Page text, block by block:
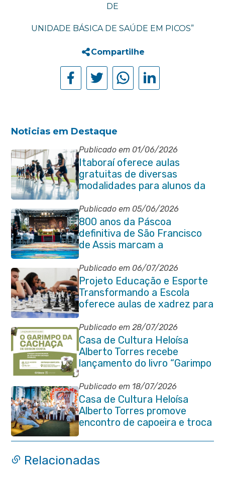
DE
UNIDADE BÁSICA DE SAÚDE EM PICOS”
Compartilhe
Noticias em Destaque
Publicado em 01/06/2026
Itaboraí oferece aulas
gratuitas de diversas
modalidades para alunos da
rede municipal de ensino
Publicado em 05/06/2026
800 anos da Páscoa
definitiva de São Francisco
de Assis marcam a
celebração de Corpus Christi
em Itaboraí
Publicado em 06/07/2026
Projeto Educação e Esporte
Transformando a Escola
oferece aulas de xadrez para
alunos da rede municipal
Publicado em 28/07/2026
Casa de Cultura Heloísa
Alberto Torres recebe
lançamento do livro “Garimpo
da Cachaça”
Publicado em 18/07/2026
Casa de Cultura Heloísa
Alberto Torres promove
encontro de capoeira e troca
de cordas na Praça Marechal
Floriano Peixoto
Relacionadas